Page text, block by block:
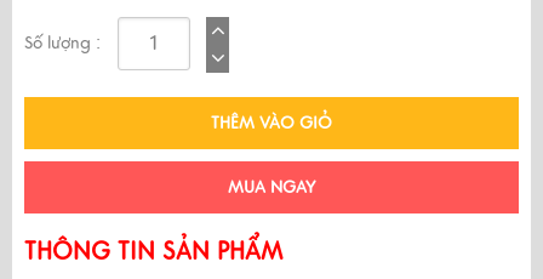
Số lượng :
THÊM VÀO GIỎ
MUA NGAY
THÔNG TIN SẢN PHẨM